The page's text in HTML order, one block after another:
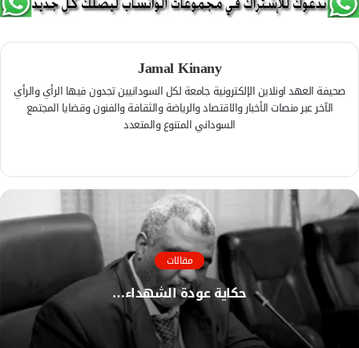
Jamal Kinany
صحيفة العهد اونلاين الإلكترونية جامعة لكل السودانيين تجدون فيها الرأي والرأي
الآخر عبر منصات الأخبار والاقتصاد والرياضة والثقافة والفنون وقضايا المجتمع
السوداني المتنوع والمتعدد
م
و
ق
ع
ا
ل
و
ي
ب
س
ب
و
ك
مقالات
حكاية عودة الشهداء…